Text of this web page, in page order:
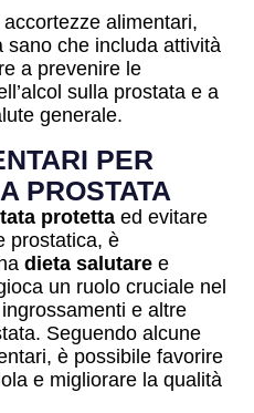
alimentari,
sano che includa attività
a prevenire le
sulla prostata e a
generale.
PER
PROSTATA
protetta ed evitare
prostatica, è
dieta salutare e
un ruolo cruciale nel
e altre
Seguendo alcune
è possibile favorire
e migliorare la qualità